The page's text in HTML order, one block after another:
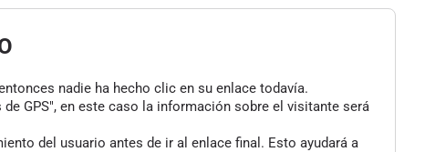
nadie ha hecho clic en su enlace todavía.
GPS", en este caso la información sobre el visitante será
del usuario antes de ir al enlace final. Esto ayudará a